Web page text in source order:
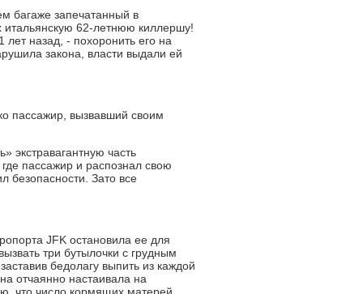
багаже запечатанный в
итальянскую 62-летнюю киллершу!
назад, - похоронить его на
закона, власти выдали ей
пассажир, вызвавший своим
экстравагантную часть
пассажир и распознал свою
безопасности. Зато все
JFK остановила ее для
три бутылочки с грудным
бедолагу выпить из каждой
отчаянно настаивала на